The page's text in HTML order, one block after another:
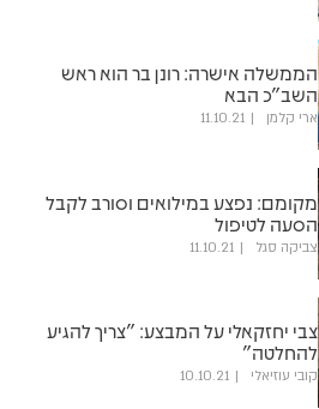
הממשלה אישרה: רונן בר הוא ראש
השב"כ הבא
ארי קלמן 11.10.21
מקומם: נפצע במילואים וסורב לקבל
הסעה לטיפול
צביקה סגל 11.10.21
צבי יחזקאלי על המבצע: "צריך להגיע
להחלטה"
קובי עוזיאלי 10.10.21